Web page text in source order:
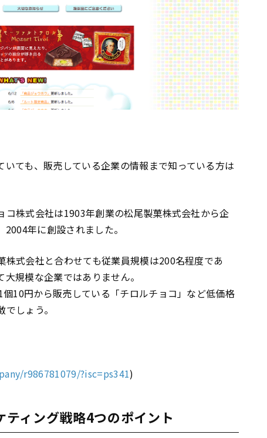
いても、販売している企業の情報まで知っている方は
コ株式会社は1903年創業の松尾製菓株式会社から企
年に創設されました。
式会社と合わせても従業員規模は200名程度であ
規模な企業ではありません。
10円から販売している「チロルチョコ」など低価格
しょう。
r986781079/?isc=ps341)
ィング戦略4つのポイント